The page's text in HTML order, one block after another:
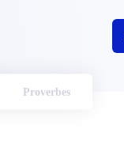
Proverbes